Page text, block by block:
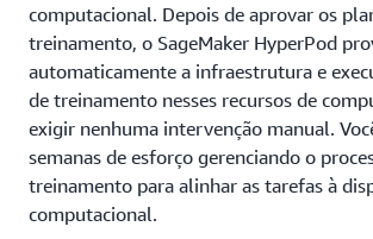
computacional. Depois de aprovar os
treinamento, o SageMaker HyperPod
automaticamente a infraestrutura e
de treinamento nesses recursos de
exigir nenhuma intervenção manual.
semanas de esforço gerenciando o
treinamento para alinhar as tarefas à
computacional.